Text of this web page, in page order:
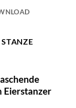
STANZE
Eierstanzer